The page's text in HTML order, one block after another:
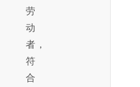
劳
动
者，
符
合